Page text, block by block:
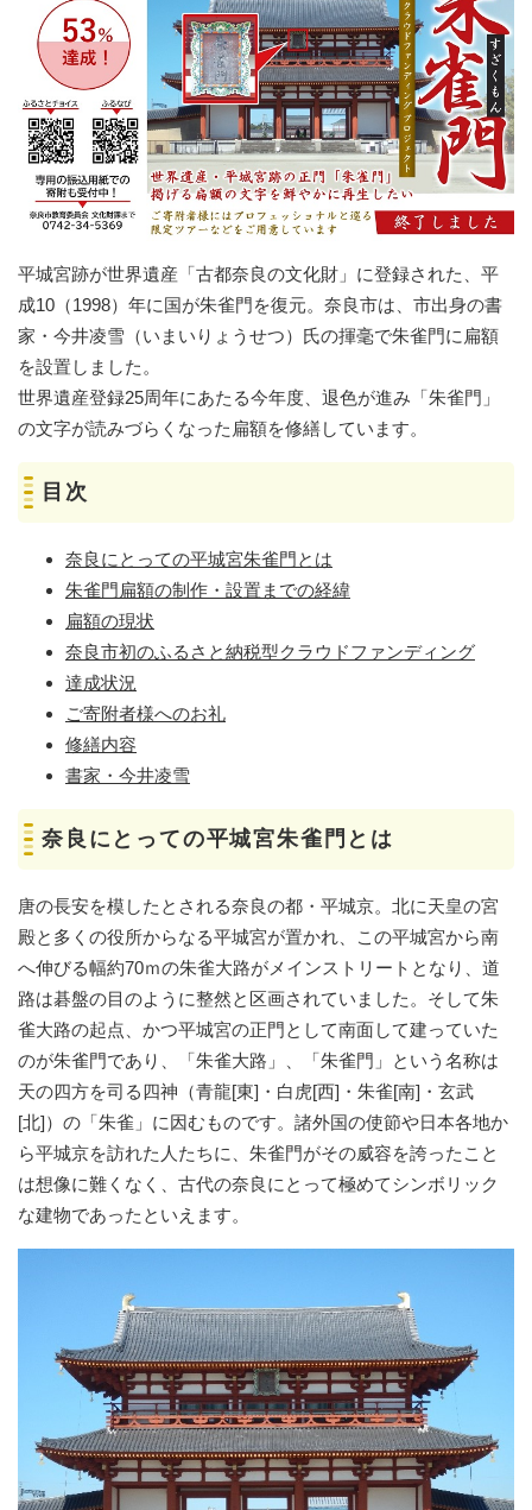
平城宮跡が世界遺産「古都奈良の文化財」に登録された、平
成10（1998）年に国が朱雀門を復元。奈良市は、市出身の書
家・今井凌雪（いまいりょうせつ）氏の揮毫で朱雀門に扁額
を設置しました。
世界遺産登録25周年にあたる今年度、退色が進み「朱雀門」
の文字が読みづらくなった扁額を修繕しています。
目次
奈良にとっての平城宮朱雀門とは
朱雀門扁額の制作・設置までの経緯
扁額の現状
奈良市初のふるさと納税型クラウドファンディング​
達成状況
ご寄附者様へのお礼
​​修繕内容
書家・今井凌雪​
奈良にとっての平城宮朱雀門とは
唐の長安を模したとされる奈良の都・平城京。北に天皇の宮
殿と多くの役所からなる平城宮が置かれ、この平城宮から南
へ伸びる幅約70ｍの朱雀大路がメインストリートとなり、道
路は碁盤の目のように整然と区画されていました。そして朱
雀大路の起点、かつ平城宮の正門として南面して建っていた
のが朱雀門であり、「朱雀大路」、「朱雀門」という名称は
天の四方を司る四神（青龍[東]・白虎[西]・朱雀[南]・玄武
[北]）の「朱雀」に因むものです。諸外国の使節や日本各地か
ら平城京を訪れた人たちに、朱雀門がその威容を誇ったこと
は想像に難くなく、古代の奈良にとって極めてシンボリック
な建物であったといえます。